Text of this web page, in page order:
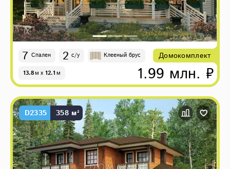
7 Спален 2 с/у Клееный брус
13.8м x 12.1м
Домокомплект
1.99 млн. ₽
D2335 358 м²